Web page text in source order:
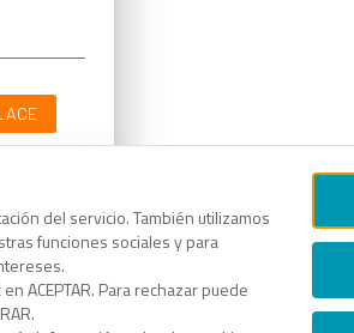
del servicio. También utilizamos
funciones sociales y para
ACEPTAR. Para rechazar puede